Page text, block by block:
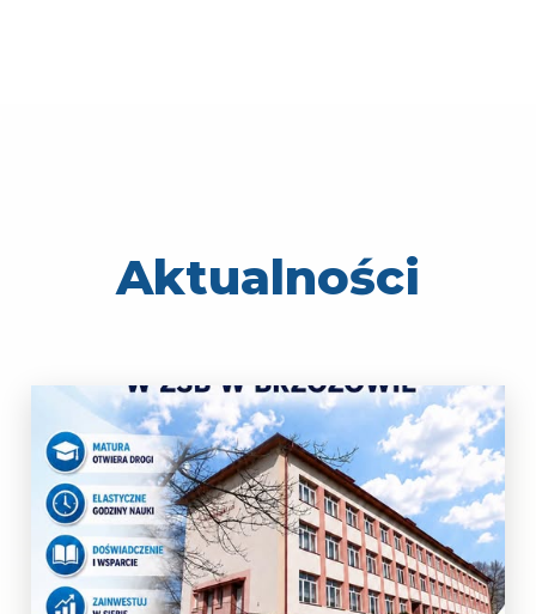
Aktualności